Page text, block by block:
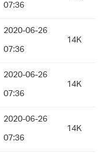
07:36
2020-06-26
07:36
14K
2020-06-26
07:36
14K
2020-06-26
07:36
14K